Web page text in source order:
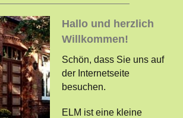
Hallo und herzlich
Willkommen!
Schön, dass Sie uns auf
der Internetseite
besuchen.
ELM ist eine kleine